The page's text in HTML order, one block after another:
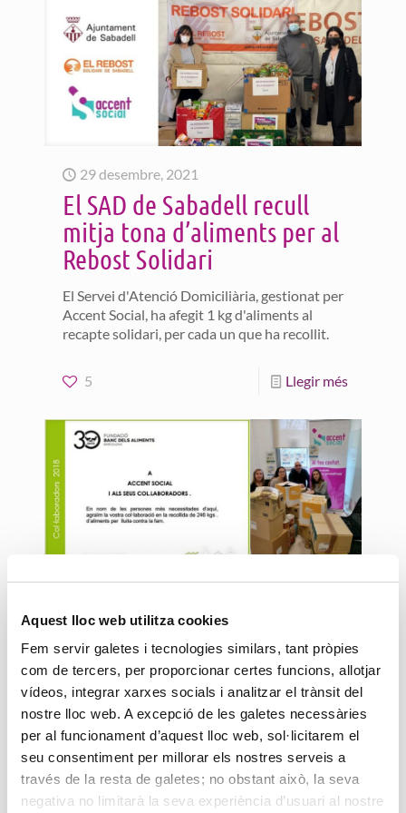
Aquest lloc web utilitza cookies
Fem servir galetes i tecnologies similars, tant pròpies
com de tercers, per proporcionar certes funcions, allotjar
vídeos, integrar xarxes socials i analitzar el trànsit del
nostre lloc web. A excepció de les galetes necessàries
per al funcionament d’aquest lloc web, sol·licitarem el
seu consentiment per millorar els nostres serveis a
través de la resta de galetes; no obstant això, la seva
negativa no limitarà la seva experiència d’usuari al nostre
29 desembre, 2021
El SAD de Sabadell recull
mitja tona d’aliments per al
Rebost Solidari
El Servei d'Atenció Domiciliària, gestionat per
Accent Social, ha afegit 1 kg d'aliments al
recapte solidari, per cada un que ha recollit.
5 Llegir més
Accent Social col·labora
amb el Banc dels Aliments
de Barcelona
Les treballadores del Servei d'Assistència
Domiciliària de Barcelona van voler fer un
recapte per al Banc dels Aliments. Accent
Social ha volgut col·laborar.